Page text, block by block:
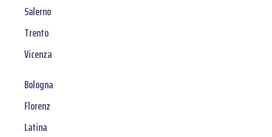
Salerno
Trento
Vicenza
Bologna
Florenz
Latina